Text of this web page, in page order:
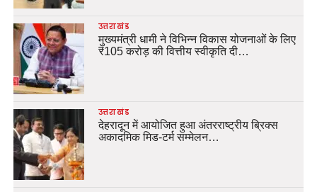
उत्तराखंड
मुख्यमंत्री धामी ने विभिन्न विकास योजनाओं के लिए
₹105 करोड़ की वित्तीय स्वीकृति दी…
उत्तराखंड
देहरादून में आयोजित हुआ अंतरराष्ट्रीय ब्रिक्स
अकादमिक मिड-टर्म सम्मेलन…